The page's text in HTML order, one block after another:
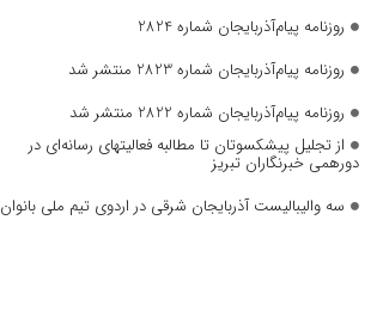
روزنامه پیام‌آذربایجان شماره 2824
روزنامه پیام‌آذربایجان شماره 2823 منتشر شد
روزنامه پیام‌آذربایجان شماره 2822 منتشر شد
از تجلیل پیشکسوتان تا مطالبه فعالیتهای رسانه‌ای در
دورهمی خبرنگاران تبریز
سه والیبالیست آذربایجان‌ شرقی در اردوی تیم ملی بانوان